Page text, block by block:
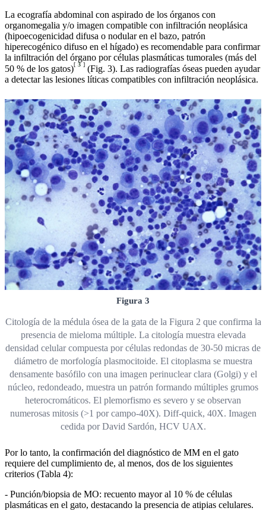
La ecografía abdominal con aspirado de los órganos con
organomegalia y/o imagen compatible con infiltración neoplásica
(hipoecogenicidad difusa o nodular en el bazo, patrón
hiperecogénico difuso en el hígado) es recomendable para confirmar
la infiltración del órgano por células plasmáticas tumorales (más del
50 % de los gatos)[ 3 ] (Fig. 3). Las radiografías óseas pueden ayudar
a detectar las lesiones líticas compatibles con infiltración neoplásica.
Figura 3
Citología de la médula ósea de la gata de la Figura 2 que confirma la
presencia de mieloma múltiple. La citología muestra elevada
densidad celular compuesta por células redondas de 30-50 micras de
diámetro de morfología plasmocitoide. El citoplasma se muestra
densamente basófilo con una imagen perinuclear clara (Golgi) y el
núcleo, redondeado, muestra un patrón formando múltiples grumos
heterocromáticos. El plemorfismo es severo y se observan
numerosas mitosis (>1 por campo-40X). Diff-quick, 40X. Imagen
cedida por David Sardón, HCV UAX.
Por lo tanto, la confirmación del diagnóstico de MM en el gato
requiere del cumplimiento de, al menos, dos de los siguientes
criterios (Tabla 4):
- Punción/biopsia de MO: recuento mayor al 10 % de células
plasmáticas en el gato, destacando la presencia de atipias celulares.